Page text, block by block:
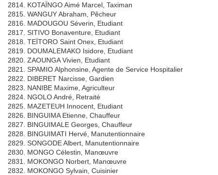
2814. KOTAÏNGO Aimé Marcel, Taximan
2815. WANGUY Abraham, Pêcheur
2816. MADOUGOU Séverin, Etudiant
2817. SITIVO Bonaventure, Etudiant
2818. TEÏTORO Saint Onex, Etudiant
2819. DOUMALEMAKO Isidore, Etudiant
2820. ZAOUNGA Vivien, Etudiant
2821. SPAMIO Alphonsine, Agente de Service Hospitalier
2822. DIBERET Narcisse, Gardien
2823. NANIBE Maxime, Agriculteur
2824. NGOLO André, Retraité
2825. MAZETEUH Innocent, Etudiant
2826. BINGUIMA Etienne, Chauffeur
2827. BINGUIMALE Georges, Chauffeur
2828. BINGUIMATI Hervé, Manutentionnaire
2829. SONGODE Albert, Manutentionnaire
2830. MONGO Célestin, Manœuvre
2831. MOKONGO Norbert, Manœuvre
2832. MOKONGO Sylvain, Cuisinier